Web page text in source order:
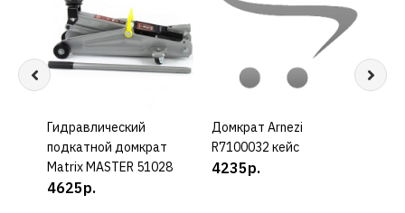
КУПИТЬ
Гидравлический
подкатной домкрат
Matrix MASTER 51028
4625р.
КУПИТЬ
Домкрат Arnezi
R7100032 кейс
4235р.